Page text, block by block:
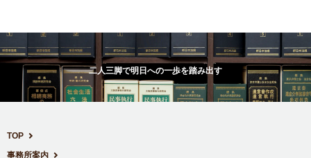
二人三脚で明日への一歩を踏み出す
TOP
事務所案内